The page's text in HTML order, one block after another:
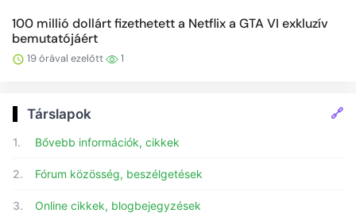
100 millió dollárt fizethetett a Netflix a GTA VI exkluzív
bemutatójáért
19 órával ezelőtt 1
Társlapok 🔗
1. Bővebb információk, cikkek
2. Fórum közösség, beszélgetések
3. Online cikkek, blogbejegyzések